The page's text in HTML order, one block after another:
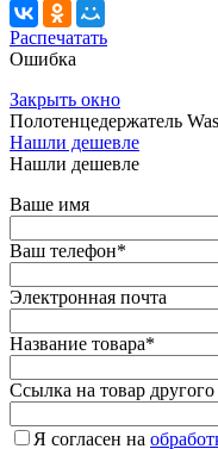
Распечатать
Ошибка
Закрыть окно
Полотенцедержатель
Нашли дешевле
Нашли дешевле
Ваше имя
Ваш телефон*
Электронная почта
Название товара*
Ссылка на товар другого
Я согласен на